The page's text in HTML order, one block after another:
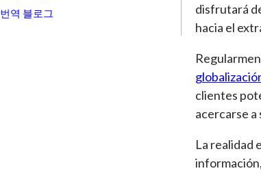
번역 블로그
disfrutará
hacia el
clientes
acercarse a
La realidad